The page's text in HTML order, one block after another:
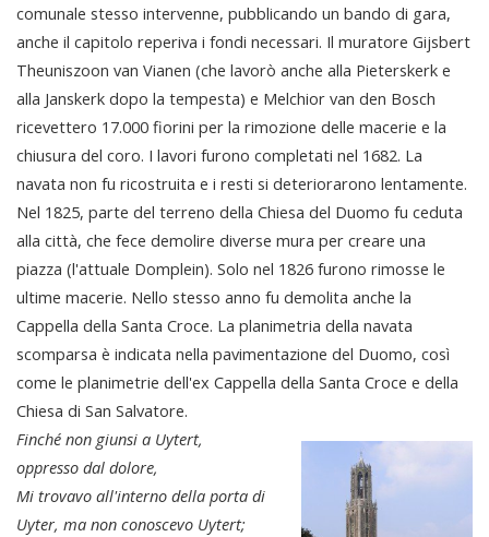
comunale stesso intervenne, pubblicando un bando di gara,
anche il capitolo reperiva i fondi necessari. Il muratore Gijsbert
Theuniszoon van Vianen (che lavorò anche alla Pieterskerk e
alla Janskerk dopo la tempesta) e Melchior van den Bosch
ricevettero 17.000 fiorini per la rimozione delle macerie e la
chiusura del coro. I lavori furono completati nel 1682. La
navata non fu ricostruita e i resti si deteriorarono lentamente.
Nel 1825, parte del terreno della Chiesa del Duomo fu ceduta
alla città, che fece demolire diverse mura per creare una
piazza (l'attuale Domplein). Solo nel 1826 furono rimosse le
ultime macerie. Nello stesso anno fu demolita anche la
Cappella della Santa Croce. La planimetria della navata
scomparsa è indicata nella pavimentazione del Duomo, così
come le planimetrie dell'ex Cappella della Santa Croce e della
Chiesa di San Salvatore.
Finché non giunsi a Uytert,
oppresso dal dolore,
Mi trovavo all'interno della porta di
Uyter, ma non conoscevo Uytert;